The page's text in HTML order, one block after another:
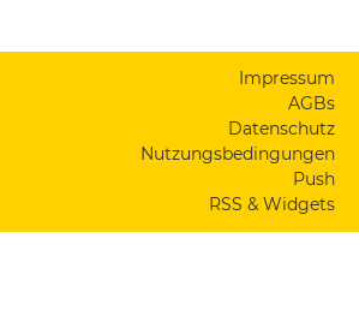
Impressum
AGBs
Datenschutz
Nutzungsbedingungen
Push
RSS & Widgets